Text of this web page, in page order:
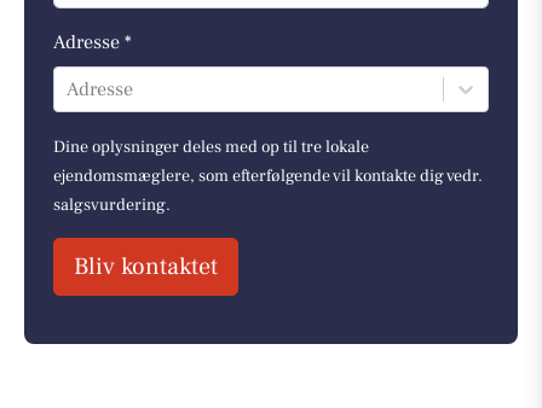
Adresse *
Adresse
Dine oplysninger deles med op til tre lokale
ejendomsmæglere, som efterfølgende vil kontakte dig vedr.
salgsvurdering.
Bliv kontaktet